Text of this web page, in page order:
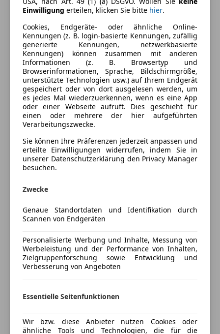
Sitzheizung
Start/Stop-Automatik
Unterhaltung/Media
Bluetooth
Bordcomputer
DAB-Radio
Induktionsladen für Smartphones
MP3
Radio
Soundsystem
USB
Volldigitales Kombiinstrument
Sicherheit
ABS
Abstandswarner
Alarmanlage
ESP
Fahrerairbag
Fernlichtassistent
Isofix
Reifendruckkontrollsystem
Traktionskontrolle
Verkehrszeichenerkennung
Innenausstattung
Innenausstattung Vollleder
Fahrzeugbeschreibung
Automatik, Adaptiver LED Scheinwerfer, Adaptives M
Fahrwerk, Auffahrwarnung mit City-
Anbremsfunktion, Connected Package Professional,
M Sportsitze, Ablagenpaket, M-Driver´s Package,
Connected Drive, M Drive Professional,
Klimaautomatik, Lordosenstütze, Sitze elektr.
verstellbar mit Memory, aktive
Geschwindigkeitsregelung, Komfortzugang,
Sitzheizung Fahrer und Beifahrer, Alarmanlage,
Ambientes Licht, Heizungssteuerung, Innen- und
automatisch abblendend, Parkassistent, DAB Tuner,
BMW Live Cockpit Professional, Fernlichtassistent,
Reifendruckanzeige, TeleServices, Dachhimmel
anthrazit, Shadow Line, Sonnenschutzverglasung,
Ablage für Wireless Charging, Aktiver
BMW Leuchten Shadow Line, Fondkopfstützen
Reifenreparatur-Set
Mehr anzeigen
Einwilligung erteilen, klicken Sie bitte hier.
Cookies, Endgeräte- oder ähnliche Online-
Kennungen (z. B. login-basierte Kennungen, zufällig
generierte Kennungen, netzwerkbasierte
Kennungen) können zusammen mit anderen
Informationen (z. B. Browsertyp und
Browserinformationen, Sprache, Bildschirmgröße,
unterstützte Technologien usw.) auf Ihrem Endgerät
gespeichert oder von dort ausgelesen werden, um
es jedes Mal wiederzuerkennen, wenn es eine App
oder einer Webseite aufruft. Dies geschieht für
einen oder mehrere der hier aufgeführten
Verarbeitungszwecke.
Sie können Ihre Präferenzen jederzeit anpassen und
erteilte Einwilligungen widerrufen, indem Sie in
unserer Datenschutzerklärung den Privacy Manager
besuchen.
Zwecke
Genaue Standortdaten und Identifikation durch
Scannen von Endgeräten
Personalisierte Werbung und Inhalte, Messung von
Werbeleistung und der Performance von Inhalten,
Zielgruppenforschung sowie Entwicklung und
Verbesserung von Angeboten
Essentielle Seitenfunktionen
Wir bzw. diese Anbieter nutzen Cookies oder
ähnliche Tools und Technologien, die für die